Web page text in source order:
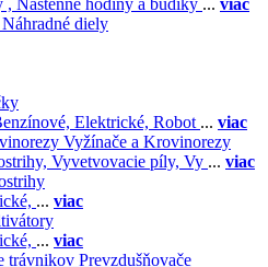
, Nástenné hodiny a budíky ... viac
Náhradné diely
Elektrické, Robot ... viac
Vyžínače a Krovinorezy
Vyvetvovacie píly, Vy ... viac
... viac
... viac
Prevzdušňovače